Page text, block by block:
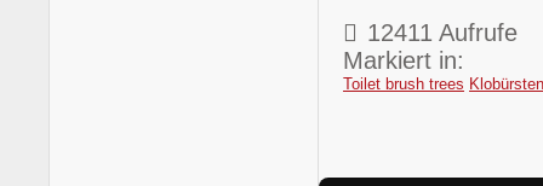
12411 Aufrufe
Markiert in:
Toilet brush trees